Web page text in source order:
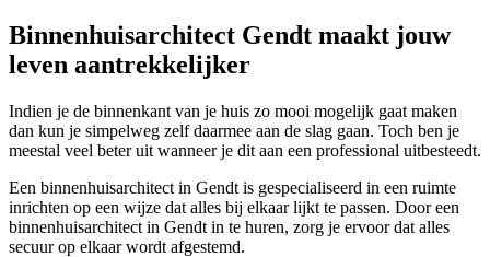
Binnenhuisarchitect Gendt maakt jouw
leven aantrekkelijker
Indien je de binnenkant van je huis zo mooi mogelijk gaat maken
dan kun je simpelweg zelf daarmee aan de slag gaan. Toch ben je
meestal veel beter uit wanneer je dit aan een professional uitbesteedt.
Een binnenhuisarchitect in Gendt is gespecialiseerd in een ruimte
inrichten op een wijze dat alles bij elkaar lijkt te passen. Door een
binnenhuisarchitect in Gendt in te huren, zorg je ervoor dat alles
secuur op elkaar wordt afgestemd.